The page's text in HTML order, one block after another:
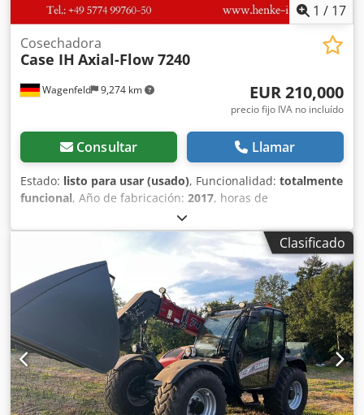
1 / 17
Wagenfeld 9,274 km
Cosechadora
Case IH Axial-Flow 7240
EUR 210,000
precio fijo IVA no incluído
Consultar Llamar
Estado: listo para usar (usado), Funcionalidad: totalmente
funcional, Año de fabricación: 2017, horas de
, potencia:
tipo de combustible:diésel, velocidad máxima:30 km/h,
07/2017, próxima inspección (TÜV):
, tamaño del neumático trasero:500/85 R24,
número de máquina/vehículo:YHG233775, Equipamiento:
aire acondicionado, cabina, cortadora de colza, enganche
de remolque, iluminación, Por encargo de un titular
autorizado, ofrecemos aquí el siguiente artículo usado
para la venta: Cosechadora Case-IH AF 7240 con rotor ST
Nº de chasis: YHG233775 Rotor ST de disposición
longitudinal Versión de 30 km/h Motor de 6 cilindros
Potencia: 366 kW (497 CV) Ruedas delanteras: Oruga
Clasificado